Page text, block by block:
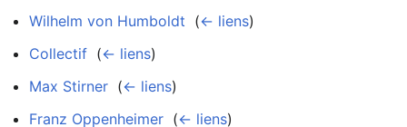
Wilhelm von Humboldt (← liens)
Collectif (← liens)
Max Stirner (← liens)
Franz Oppenheimer (← liens)